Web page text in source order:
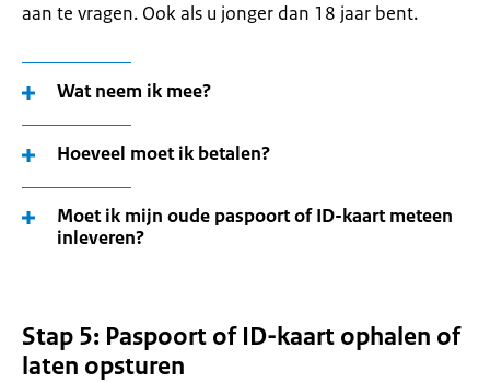
aan te vragen. Ook als u jonger dan 18 jaar bent.
Wat neem ik mee?
Hoeveel moet ik betalen?
Moet ik mijn oude paspoort of ID-kaart meteen
inleveren?
Stap 5: Paspoort of ID-kaart ophalen of
laten opsturen